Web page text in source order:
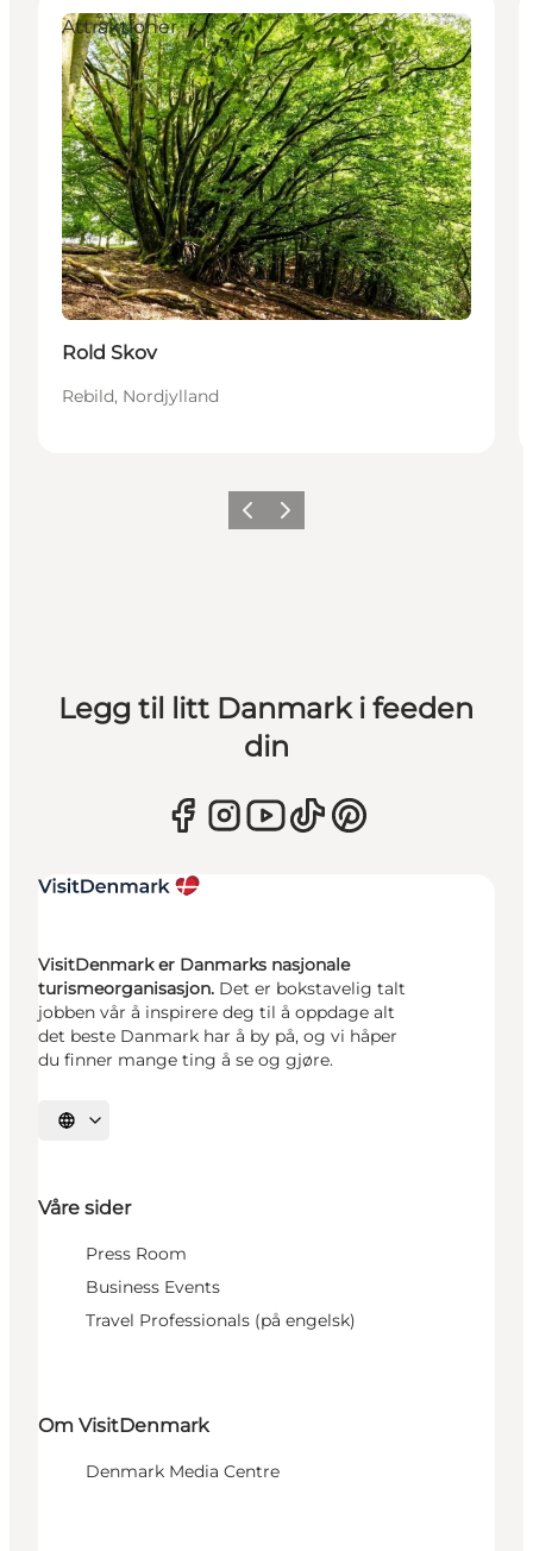
Attraktioner
Rold Skov
Rebild, Nordjylland
ForrigeNeste
Legg til litt Danmark i feeden
din
VisitDenmark er Danmarks nasjonale
turismeorganisasjon. Det er bokstavelig talt
jobben vår å inspirere deg til å oppdage alt
det beste Danmark har å by på, og vi håper
du finner mange ting å se og gjøre.
Velg språk
Våre sider
Press Room
Business Events
Travel Professionals (på engelsk)
Om VisitDenmark
Denmark Media Centre